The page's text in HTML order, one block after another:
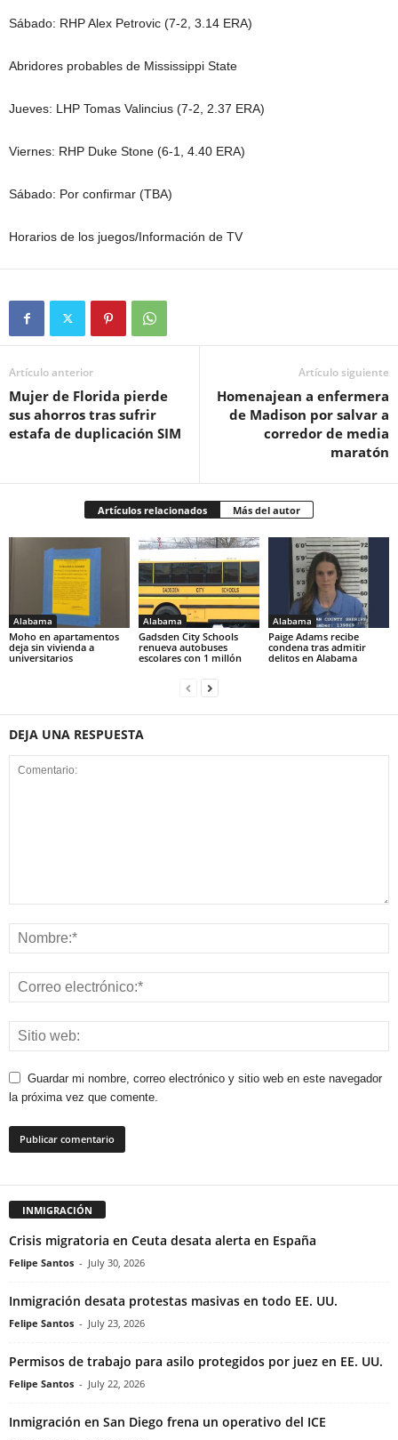
Sábado: RHP Alex Petrovic (7-2, 3.14 ERA)
Abridores probables de Mississippi State
Jueves: LHP Tomas Valincius (7-2, 2.37 ERA)
Viernes: RHP Duke Stone (6-1, 4.40 ERA)
Sábado: Por confirmar (TBA)
Horarios de los juegos/Información de TV
Artículo anterior
Mujer de Florida pierde
sus ahorros tras sufrir
estafa de duplicación SIM
Artículo siguiente
Homenajean a enfermera
de Madison por salvar a
corredor de media
maratón
Artículos relacionados Más del autor
Alabama
Moho en apartamentos
deja sin vivienda a
universitarios
Alabama
Gadsden City Schools
renueva autobuses
escolares con 1 millón
Alabama
Paige Adams recibe
condena tras admitir
delitos en Alabama
DEJA UNA RESPUESTA
Guardar mi nombre, correo electrónico y sitio web en este navegador
la próxima vez que comente.
INMIGRACIÓN
Crisis migratoria en Ceuta desata alerta en España
Felipe Santos - July 30, 2026
Inmigración desata protestas masivas en todo EE. UU.
Felipe Santos - July 23, 2026
Permisos de trabajo para asilo protegidos por juez en EE. UU.
Felipe Santos - July 22, 2026
Inmigración en San Diego frena un operativo del ICE